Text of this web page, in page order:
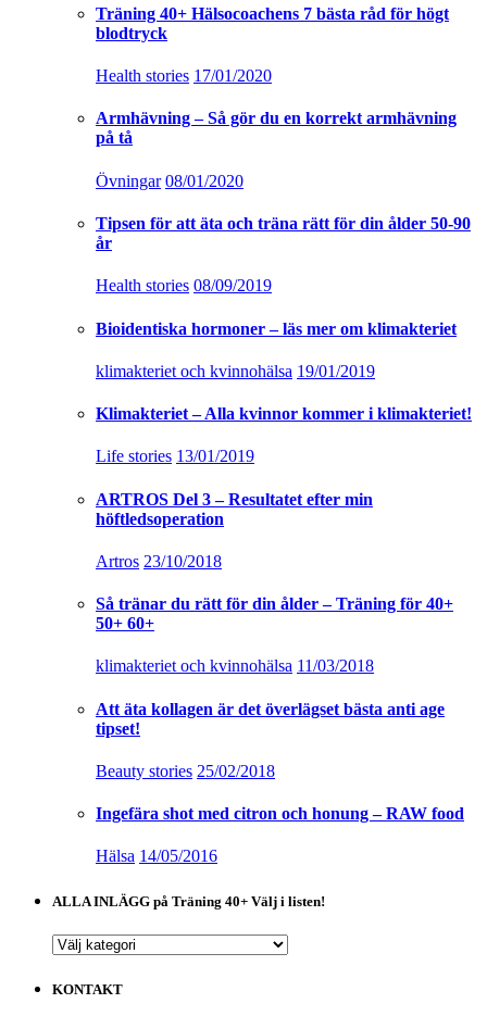
Träning 40+ Hälsocoachens 7 bästa råd för högt
blodtryck
Health stories 17/01/2020
Armhävning – Så gör du en korrekt armhävning
på tå
Övningar 08/01/2020
Tipsen för att äta och träna rätt för din ålder 50-90
år
Health stories 08/09/2019
Bioidentiska hormoner – läs mer om klimakteriet
klimakteriet och kvinnohälsa 19/01/2019
Klimakteriet – Alla kvinnor kommer i klimakteriet!
Life stories 13/01/2019
ARTROS Del 3 – Resultatet efter min
höftledsoperation
Artros 23/10/2018
Så tränar du rätt för din ålder – Träning för 40+
50+ 60+
klimakteriet och kvinnohälsa 11/03/2018
Att äta kollagen är det överlägset bästa anti age
tipset!
Beauty stories 25/02/2018
Ingefära shot med citron och honung – RAW food
Hälsa 14/05/2016
ALLA INLÄGG på Träning 40+ Välj i listen!
ALLA
på
KONTAKT